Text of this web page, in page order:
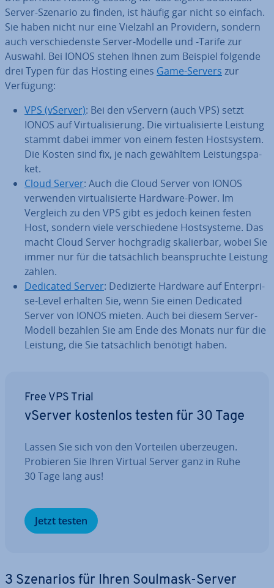
Server-Szenario zu finden, ist häufig gar nicht so einfach.
Sie haben nicht nur eine Vielzahl an Providern, sondern
auch ver­schie­dens­te Server-Modelle und -Tarife zur
Auswahl. Bei IONOS stehen Ihnen zum Beispiel folgende
drei Typen für das Hosting eines Game-Servers zur
Verfügung:
VPS (vServer): Bei den vServern (auch VPS) setzt
IONOS auf Vir­tua­li­sie­rung. Die vir­tua­li­sier­te Leistung
stammt dabei immer von einem festen Host­sys­tem.
Die Kosten sind fix, je nach gewähltem Leis­tungs­pa­
ket.
Cloud Server: Auch die Cloud Server von IONOS
verwenden vir­tua­li­sier­te Hardware-Power. Im
Vergleich zu den VPS gibt es jedoch keinen festen
Host, sondern viele ver­schie­de­ne Host­sys­te­me. Das
macht Cloud Server hoch­gra­dig ska­lier­bar, wobei Sie
immer nur für die tat­säch­lich be­an­spruch­te Leistung
zahlen.
Dedicated Server: De­di­zier­te Hardware auf En­ter­pri­
se-Level erhalten Sie, wenn Sie einen Dedicated
Server von IONOS mieten. Auch bei diesem Server-
Modell bezahlen Sie am Ende des Monats nur für die
Leistung, die Sie tat­säch­lich benötigt haben.
Free VPS Trial
vServer kostenlos testen für 30 Tage
Lassen Sie sich von den Vorteilen über­zeu­gen.
Probieren Sie Ihren Virtual Server ganz in Ruhe
30 Tage lang aus!
Jetzt testen
3 Szenarios für Ihren Soulmask-Server